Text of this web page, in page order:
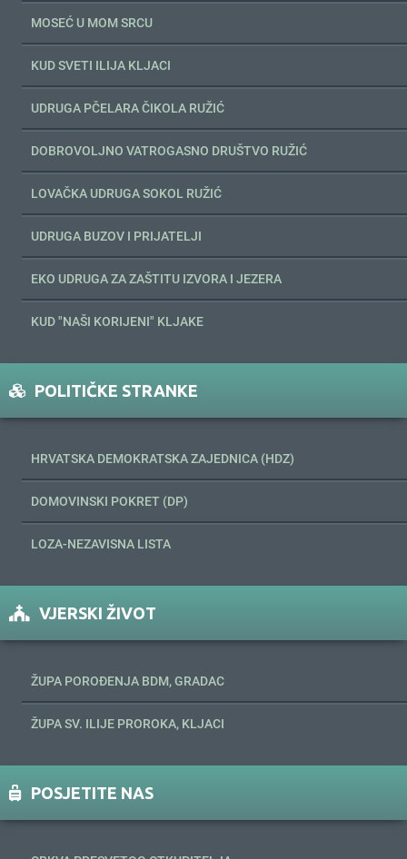
MOSEĆ U MOM SRCU
KUD SVETI ILIJA KLJACI
UDRUGA PČELARA ČIKOLA RUŽIĆ
DOBROVOLJNO VATROGASNO DRUŠTVO RUŽIĆ
LOVAČKA UDRUGA SOKOL RUŽIĆ
UDRUGA BUZOV I PRIJATELJI
EKO UDRUGA ZA ZAŠTITU IZVORA I JEZERA
KUD "NAŠI KORIJENI" KLJAKE
POLITIČKE STRANKE
HRVATSKA DEMOKRATSKA ZAJEDNICA (HDZ)
DOMOVINSKI POKRET (DP)
LOZA-NEZAVISNA LISTA
VJERSKI ŽIVOT
ŽUPA POROĐENJA BDM, GRADAC
ŽUPA SV. ILIJE PROROKA, KLJACI
POSJETITE NAS